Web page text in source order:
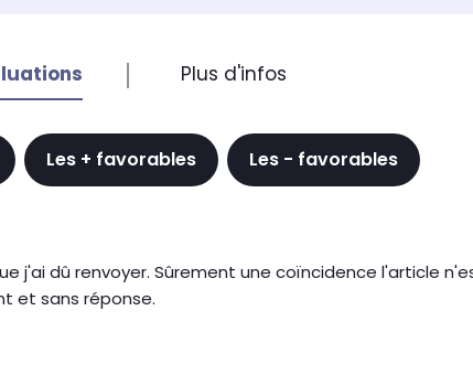
Plus d'infos
Les + favorables Les - favorables
j'ai dû renvoyer. Sûrement une coïncidence l'article
et sans réponse.